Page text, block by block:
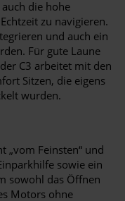
die hohe
zu navigieren.
und auch ein
Für gute Laune
C3 arbeitet mit den
Sitzen, die eigens
wurden.
„vom Feinsten“ und
sowie ein
sowohl das Öffnen
Motors ohne